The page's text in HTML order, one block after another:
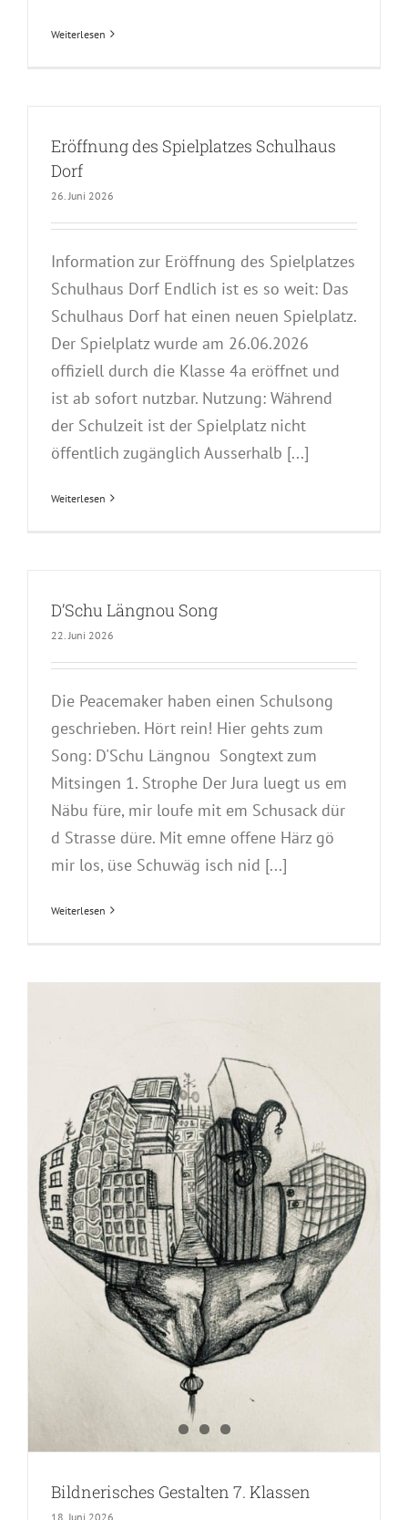
Weiterlesen
Eröffnung des Spielplatzes Schulhaus
Dorf
26. Juni 2026
Information zur Eröffnung des Spielplatzes
Schulhaus Dorf Endlich ist es so weit: Das
Schulhaus Dorf hat einen neuen Spielplatz.
Der Spielplatz wurde am 26.06.2026
offiziell durch die Klasse 4a eröffnet und
ist ab sofort nutzbar. Nutzung: Während
der Schulzeit ist der Spielplatz nicht
öffentlich zugänglich Ausserhalb [...]
Weiterlesen
D’Schu Längnou Song
22. Juni 2026
Die Peacemaker haben einen Schulsong
geschrieben. Hört rein! Hier gehts zum
Song: D'Schu Längnou Songtext zum
Mitsingen 1. Strophe Der Jura luegt us em
Näbu füre, mir loufe mit em Schusack dür
d Strasse düre. Mit emne offene Härz gö
mir los, üse Schuwäg isch nid [...]
Weiterlesen
Bildnerisches Gestalten 7. Klassen
18. Juni 2026